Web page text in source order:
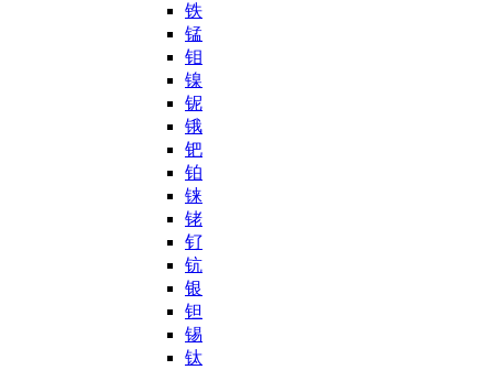
铁
锰
钼
镍
铌
锇
钯
铂
铼
铑
钌
钪
银
钽
锡
钛